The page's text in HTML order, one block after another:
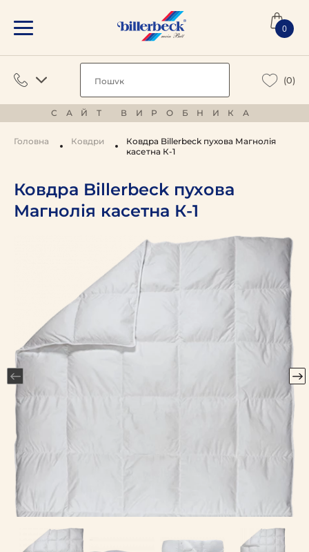
0
(0)
САЙТ ВИРОБНИКА
Головна Ковдри
Ковдра Billerbeck пухова Магнолія
касетна К-1
Ковдра Billerbeck пухова
Магнолія касетна К-1